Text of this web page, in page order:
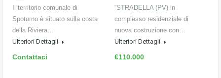
Il territorio comunale di
Spotorno è situato sulla costa
della Riviera…
Ulteriori Dettagli
Contattaci
“STRADELLA (PV) in
complesso residenziale di
nuova costruzione con…
Ulteriori Dettagli
€110.000